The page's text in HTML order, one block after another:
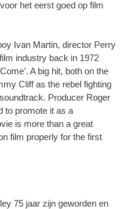
het eerst goed op film
Ivan Martin, director Perry
industry back in 1972
A big hit, both on the
Cliff as the rebel fighting
Producer Roger
to promote it as a
is more than a great
film properly for the first
75 jaar zijn geworden en